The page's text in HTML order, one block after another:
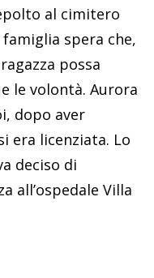
al cimitero
spera che,
possa
le volontà. Aurora
dopo aver
era licenziata. Lo
deciso di
all’ospedale Villa